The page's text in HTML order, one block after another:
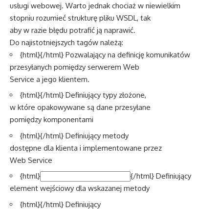
usługi webowej. Warto jednak chociaż w niewielkim
stopniu rozumieć strukturę pliku WSDL, tak
aby w razie błędu potrafić ją naprawić.
Do najistotniejszych tagów należą:
{html}{/html} Pozwalający na definicję komunikatów
przesyłanych pomiędzy serwerem Web
Service a jego klientem.
{html}{/html} Definiujący typy złożone,
w które opakowywane są dane przesyłane
pomiędzy komponentami
{html}{/html} Definiujący metody
dostępne dla klienta i implementowane przez
Web Service
{html}
{/html} Definiujący
element wejściowy dla wskazanej metody
{html}{/html} Definiujący